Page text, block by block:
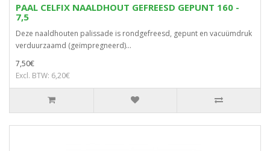
PAAL CELFIX NAALDHOUT GEFREESD GEPUNT 160 -
7,5
Deze naaldhouten palissade is rondgefreesd, gepunt en vacuümdruk
verduurzaamd (geïmpregneerd)...
7,50€
Excl. BTW: 6,20€